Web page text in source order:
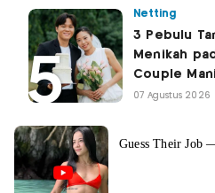
Netting
3 Pebulu
Menikah
Couple
07 Agustus 2026